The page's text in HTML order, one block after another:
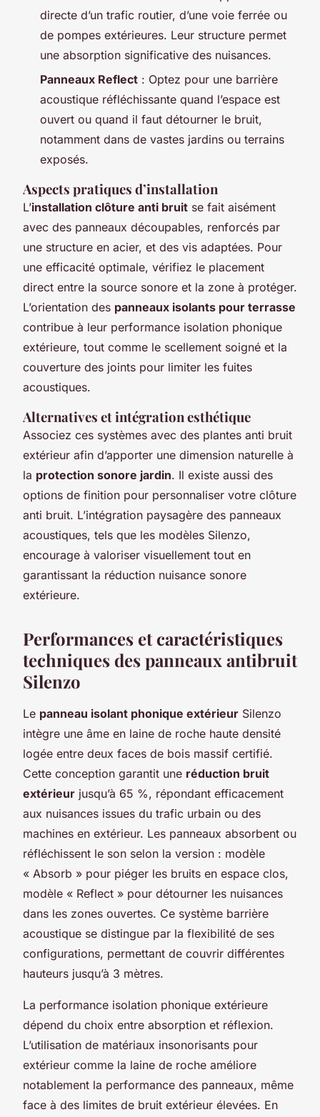
directe d’un trafic routier, d’une voie ferrée ou
de pompes extérieures. Leur structure permet
une absorption significative des nuisances.
Panneaux Reflect : Optez pour une barrière
acoustique réfléchissante quand l’espace est
ouvert ou quand il faut détourner le bruit,
notamment dans de vastes jardins ou terrains
exposés.
Aspects pratiques d’installation
L’installation clôture anti bruit se fait aisément
avec des panneaux découpables, renforcés par
une structure en acier, et des vis adaptées. Pour
une efficacité optimale, vérifiez le placement
direct entre la source sonore et la zone à protéger.
L’orientation des panneaux isolants pour terrasse
contribue à leur performance isolation phonique
extérieure, tout comme le scellement soigné et la
couverture des joints pour limiter les fuites
acoustiques.
Alternatives et intégration esthétique
Associez ces systèmes avec des plantes anti bruit
extérieur afin d’apporter une dimension naturelle à
la protection sonore jardin. Il existe aussi des
options de finition pour personnaliser votre clôture
anti bruit. L’intégration paysagère des panneaux
acoustiques, tels que les modèles Silenzo,
encourage à valoriser visuellement tout en
garantissant la réduction nuisance sonore
extérieure.
Performances et caractéristiques
techniques des panneaux antibruit
Silenzo
Le panneau isolant phonique extérieur Silenzo
intègre une âme en laine de roche haute densité
logée entre deux faces de bois massif certifié.
Cette conception garantit une réduction bruit
extérieur jusqu’à 65 %, répondant efficacement
aux nuisances issues du trafic urbain ou des
machines en extérieur. Les panneaux absorbent ou
réfléchissent le son selon la version : modèle
« Absorb » pour piéger les bruits en espace clos,
modèle « Reflect » pour détourner les nuisances
dans les zones ouvertes. Ce système barrière
acoustique se distingue par la flexibilité de ses
configurations, permettant de couvrir différentes
hauteurs jusqu’à 3 mètres.
La performance isolation phonique extérieure
dépend du choix entre absorption et réflexion.
L’utilisation de matériaux insonorisants pour
extérieur comme la laine de roche améliore
notablement la performance des panneaux, même
face à des limites de bruit extérieur élevées. En